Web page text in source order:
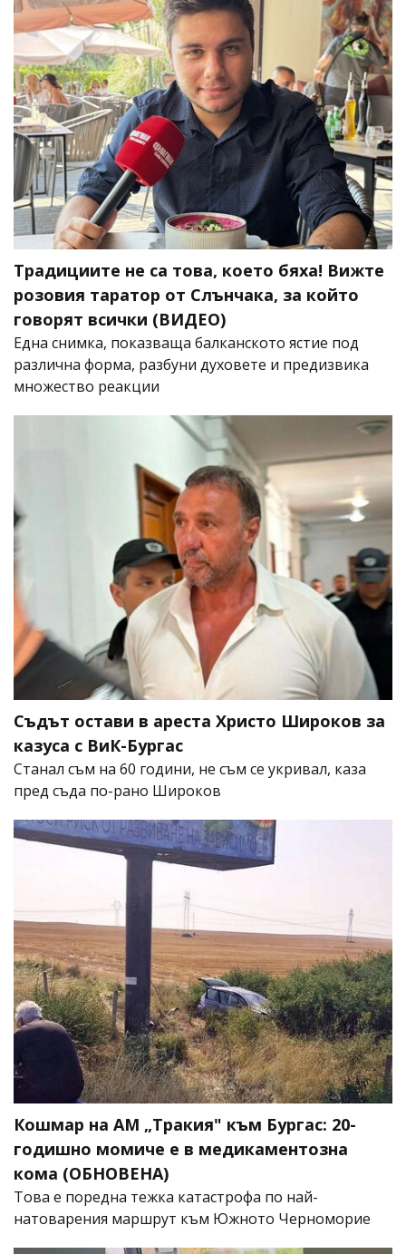
Традициите не са това, което бяха! Вижте
розовия таратор от Слънчака, за който
говорят всички (ВИДЕО)
Една снимка, показваща балканското ястие под
различна форма, разбуни духовете и предизвика
множество реакции
Съдът остави в ареста Христо Широков за
казуса с ВиК-Бургас
Станал съм на 60 години, не съм се укривал, каза
пред съда по-рано Широков
Кошмар на АМ „Тракия" към Бургас: 20-
годишно момиче е в медикаментозна
кома (ОБНОВЕНА)
Това е поредна тежка катастрофа по най-
натоварения маршрут към Южното Черноморие